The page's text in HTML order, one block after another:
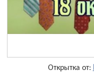
Открытка от: